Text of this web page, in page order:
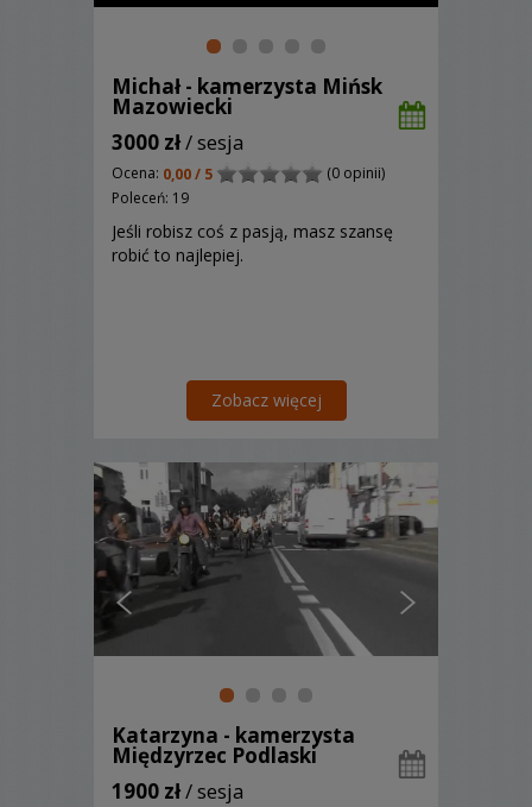
Michał - kamerzysta Mińsk
Mazowiecki
3000 zł/ sesja
Ocena: 0,00 / 5
(0 opinii)
Poleceń: 19
Jeśli robisz coś z pasją, masz szansę
robić to najlepiej.
Zobacz więcej
Katarzyna - kamerzysta
Międzyrzec Podlaski
1900 zł/ sesja